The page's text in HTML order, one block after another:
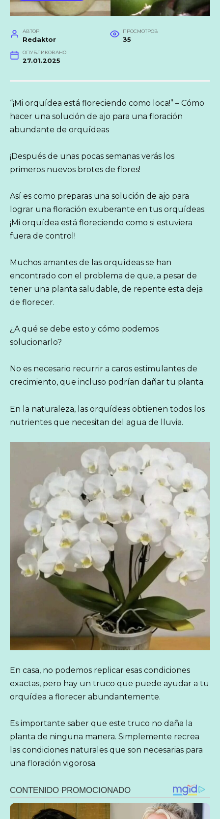
АВТОР
Redaktor
ПРОСМОТРОВ
35
ОПУБЛИКОВАНО
27.01.2025
“¡Mi orquídea está floreciendo como loca!” – Cómo
hacer una solución de ajo para una floración
abundante de orquídeas
¡Después de unas pocas semanas verás los
primeros nuevos brotes de flores!
Así es como preparas una solución de ajo para
lograr una floración exuberante en tus orquídeas.
¡Mi orquídea está floreciendo como si estuviera
fuera de control!
Muchos amantes de las orquídeas se han
encontrado con el problema de que, a pesar de
tener una planta saludable, de repente esta deja
de florecer.
¿A qué se debe esto y cómo podemos
solucionarlo?
No es necesario recurrir a caros estimulantes de
crecimiento, que incluso podrían dañar tu planta.
En la naturaleza, las orquídeas obtienen todos los
nutrientes que necesitan del agua de lluvia.
En casa, no podemos replicar esas condiciones
exactas, pero hay un truco que puede ayudar a tu
orquídea a florecer abundantemente.
Es importante saber que este truco no daña la
planta de ninguna manera. Simplemente recrea
las condiciones naturales que son necesarias para
una floración vigorosa.